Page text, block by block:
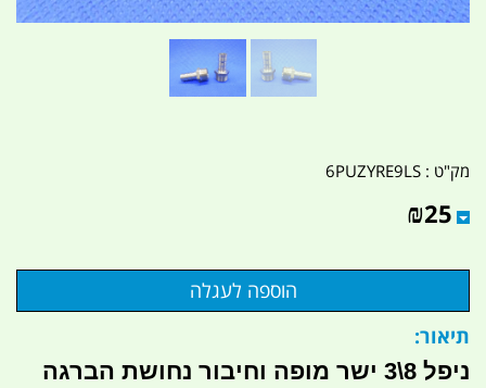
מק"ט : 6PUZYRE9LS
₪25
תיאור:
ניפל 8\3 ישר מופה וחיבור נחושת הברגה